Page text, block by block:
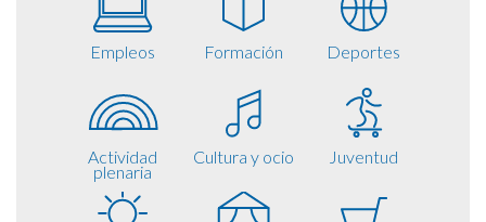
Empleos Formación Deportes
Actividad
plenaria
Cultura y ocio Juventud